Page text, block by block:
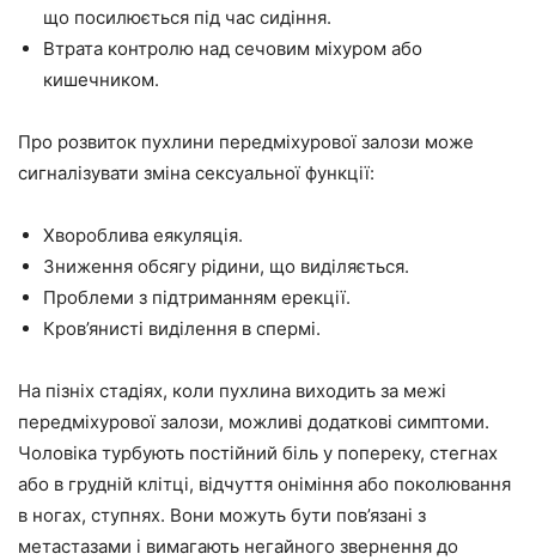
що посилюється під час сидіння.
Втрата контролю над сечовим міхуром або
кишечником.
Про розвиток пухлини передміхурової залози може
сигналізувати зміна сексуальної функції:
Хвороблива еякуляція.
Зниження обсягу рідини, що виділяється.
Проблеми з підтриманням ерекції.
Кров’янисті виділення в спермі.
На пізніх стадіях, коли пухлина виходить за межі
передміхурової залози, можливі додаткові симптоми.
Чоловіка турбують постійний біль у попереку, стегнах
або в грудній клітці, відчуття оніміння або поколювання
в ногах, ступнях. Вони можуть бути пов’язані з
метастазами і вимагають негайного звернення до